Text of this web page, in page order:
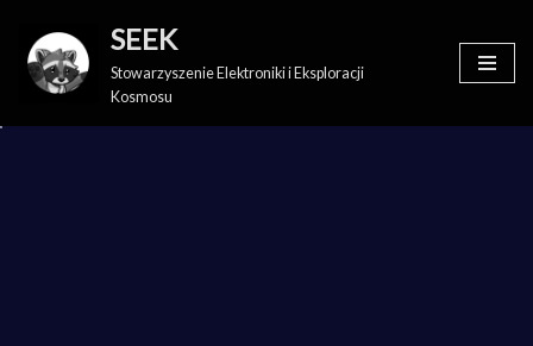
Skip
content
SEEK
Stowarzyszenie Elektroniki i Eksploracji
Kosmosu